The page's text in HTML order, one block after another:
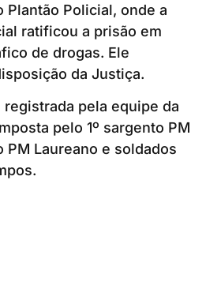
Plantão Policial, onde a
ratificou a prisão em
de drogas. Ele
da Justiça.
pela equipe da
pelo 1º sargento PM
PM Laureano e soldados